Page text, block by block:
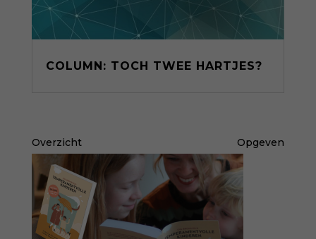
COLUMN: TOCH TWEE HARTJES?
Overzicht Opgeven